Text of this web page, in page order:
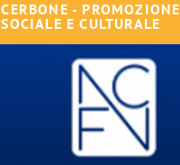
CERBONE - PROMOZIONE
SOCIALE E CULTURALE